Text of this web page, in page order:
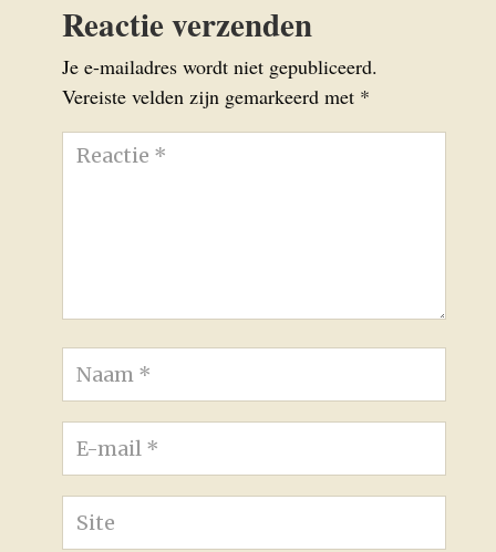
Reactie verzenden
Je e-mailadres wordt niet gepubliceerd.
Vereiste velden zijn gemarkeerd met *